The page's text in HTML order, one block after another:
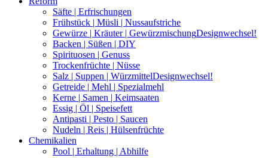
Säfte | Erfrischungen
Frühstück | Müsli | Nussaufstriche
Gewürze | Kräuter | GewürzmischungDesignwechsel!
Backen | Süßen | DIY
Spirituosen | Genuss
Trockenfrüchte | Nüsse
Salz | Suppen | WürzmittelDesignwechsel!
Getreide | Mehl | Spezialmehl
Kerne | Samen | Keimsaaten
Essig | Öl | Speisefett
Antipasti | Pesto | Saucen
Nudeln | Reis | Hülsenfrüchte
Chemikalien
Pool | Erhaltung | Abhilfe